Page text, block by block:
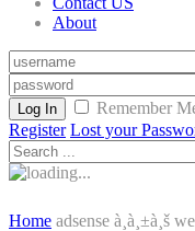
About
Log In
Remember
Register Lost your
Home adsense à¸à¸±à¸š